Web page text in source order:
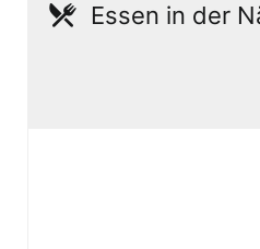
Essen in der